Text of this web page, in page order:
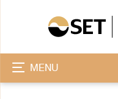
MENU